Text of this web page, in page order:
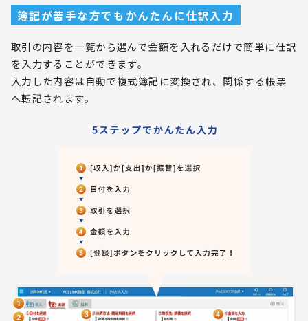
簿記が苦手な方でもかんたんに仕訳入力
取引の内容を一覧から選んで金額を入れるだけで簡単に仕訳
を入力することができます。
入力した内容は自動で複式簿記に変換され、関係する帳票
へ転記されます。